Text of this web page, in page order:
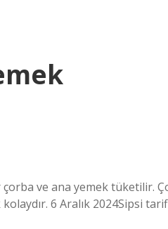
ve ana yemek tüketilir.
6 Aralık 2024Sipsi